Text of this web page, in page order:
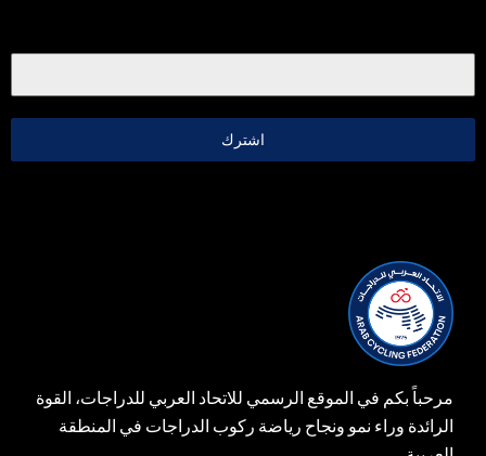
اشترك
مرحباً بكم في الموقع الرسمي للاتحاد العربي للدراجات، القوة
الرائدة وراء نمو ونجاح رياضة ركوب الدراجات في المنطقة